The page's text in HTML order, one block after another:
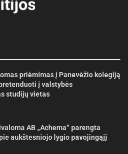
priėmimas į Panevėžio kolegiją
į valstybės
studijų vietas
AB „Achema“ parengta
aukštesniojo lygio pavojingąjį